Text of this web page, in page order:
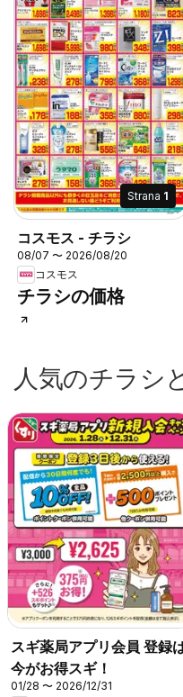
Strana 1
コスモス - チラシ
08/07 〜 2026/08/20
コスモス
チラシの価格
人気のチラシ
スギ薬局アプリ会員 登録
今がお得スギ！
01/28 〜 2026/12/31